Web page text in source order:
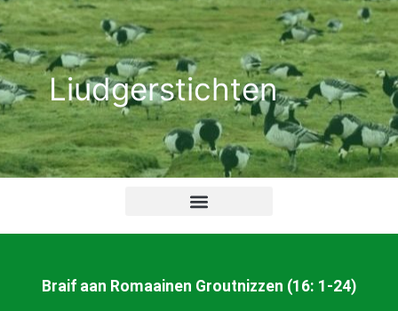
Ga
naar
de
inhoudLiudgerstichten
Braif aan Romaainen Groutnizzen (16: 1-24)